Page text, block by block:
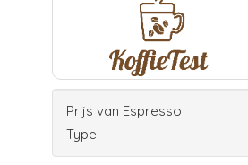
Prijs van Espresso
Type